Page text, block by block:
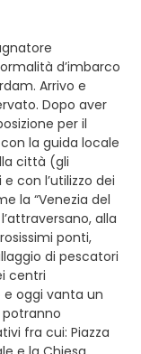
d’imbarco
Arrivo e
Dopo aver
per il
la guida locale
città (gli
con l’utilizzo dei
la “Venezia del
alla
ponti,
di pescatori
centri
oggi vanta un
potranno
fra cui: Piazza